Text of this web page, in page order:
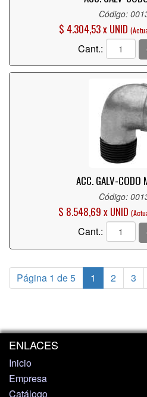
Código:
$ 4.304,53 x UNID
Cant.:
ACC. GALV-
Código:
$ 8.548,69 x UNID
Cant.:
Página 1 de 5 1 2 3
ENLACES
Inicio
Empresa
Catálogo